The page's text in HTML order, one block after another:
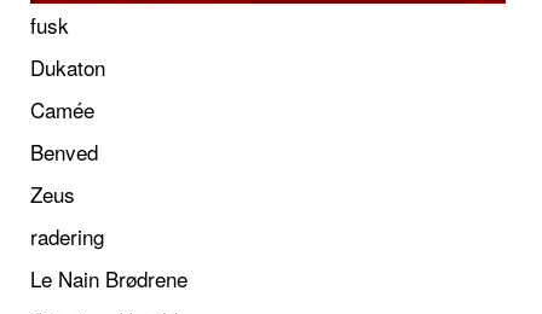
fusk
Dukaton
Camée
Benved
Zeus
radering
Le Nain Brødrene